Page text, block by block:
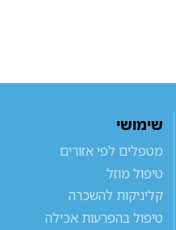
שימושי
מטפלים לפי אזורים
טיפול מוזל
קליניקות להשכרה
טיפול בהפרעות אכילה